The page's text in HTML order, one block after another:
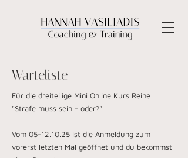
Warteliste
Für die dreiteilige Mini Online Kurs Reihe
"Strafe muss sein - oder?"
Vom 05-12.10.25 ist die Anmeldung zum
vorerst letzten Mal geöffnet und du bekommst